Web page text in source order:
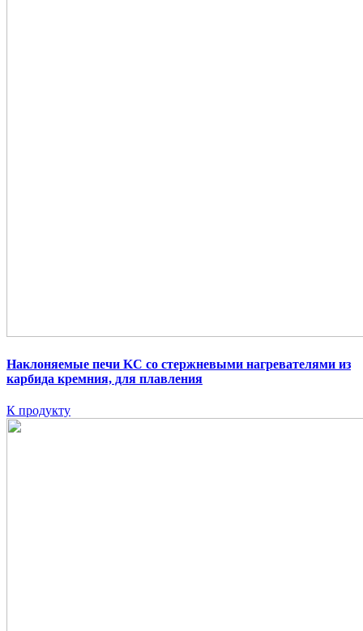
Наклоняемые печи KC со стержневыми нагревателями из
карбида кремния, для плавления
К продукту